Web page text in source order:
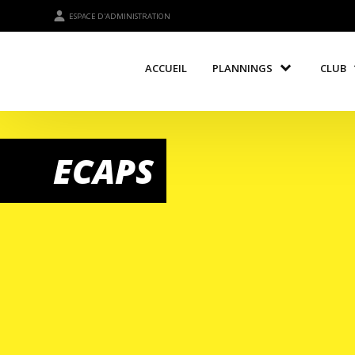
ESPACE D'ADMINISTRATION
ACCUEIL PLANNINGS CLUB
ECAPS